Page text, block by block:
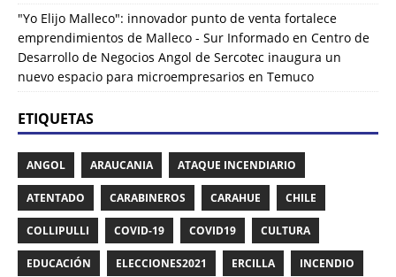
"Yo Elijo Malleco": innovador punto de venta fortalece
emprendimientos de Malleco - Sur Informado en Centro de
Desarrollo de Negocios Angol de Sercotec inaugura un
nuevo espacio para microempresarios en Temuco
ETIQUETAS
ANGOL ARAUCANIA ATAQUE INCENDIARIO
ATENTADO CARABINEROS CARAHUE CHILE
COLLIPULLI COVID-19 COVID19 CULTURA
EDUCACIÓN ELECCIONES2021 ERCILLA INCENDIO